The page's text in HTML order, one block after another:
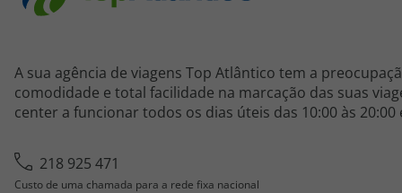
A sua agência de viagens Top Atlântico tem a
comodidade e total facilidade na marcação das suas
center a funcionar todos os dias úteis das 10:00 às 20:00
218 925 471
Custo de uma chamada para a rede fixa nacional